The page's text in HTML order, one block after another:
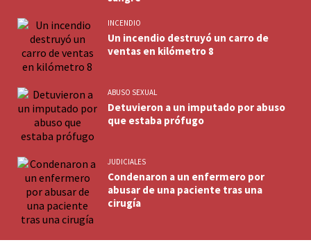
INCENDIO
Un incendio destruyó un carro de
ventas en kilómetro 8
ABUSO SEXUAL
Detuvieron a un imputado por abuso
que estaba prófugo
JUDICIALES
Condenaron a un enfermero por
abusar de una paciente tras una
cirugía